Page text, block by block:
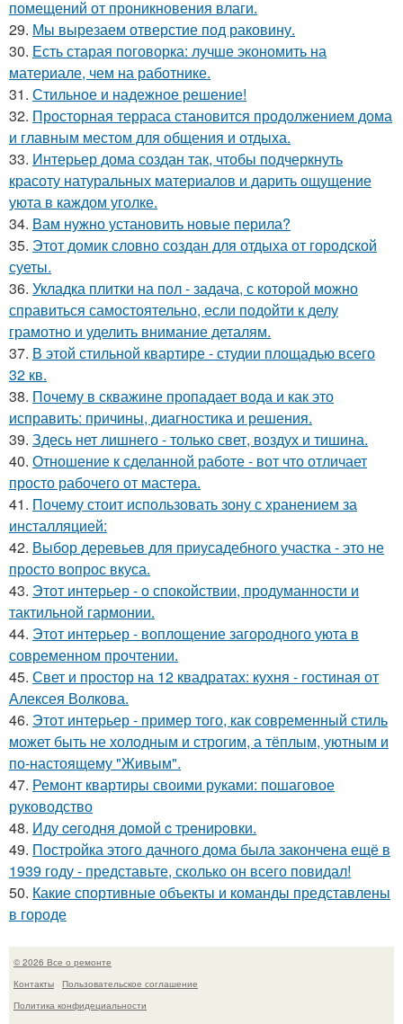
помещений от проникновения влаги.
29. Мы вырезаем отверстие под раковину.
30. Есть старая поговорка: лучше экономить на
материале, чем на работнике.
31. Стильное и надежное решение!
32. Просторная терраса становится продолжением дома
и главным местом для общения и отдыха.
33. Интерьер дома создан так, чтобы подчеркнуть
красоту натуральных материалов и дарить ощущение
уюта в каждом уголке.
34. Вам нужно установить новые перила?
35. Этот домик словно создан для отдыха от городской
суеты.
36. Укладка плитки на пол - задача, с которой можно
справиться самостоятельно, если подойти к делу
грамотно и уделить внимание деталям.
37. В этой стильной квартире - студии площадью всего
32 кв.
38. Почему в скважине пропадает вода и как это
исправить: причины, диагностика и решения.
39. Здесь нет лишнего - только свет, воздух и тишина.
40. Отношение к сделанной работе - вот что отличает
просто рабочего от мастера.
41. Почему стоит использовать зону с хранением за
инсталляцией:
42. Выбор деревьев для приусадебного участка - это не
просто вопрос вкуса.
43. Этот интерьер - о спокойствии, продуманности и
тактильной гармонии.
44. Этот интерьер - воплощение загородного уюта в
современном прочтении.
45. Свет и простор на 12 квадратах: кухня - гостиная от
Алексея Волкова.
46. Этот интерьер - пример того, как современный стиль
может быть не холодным и строгим, а тёплым, уютным и
по-настоящему "Живым".
47. Ремонт квартиры своими руками: пошаговое
руководство
48. Иду ceгoдня дoмoй c тpeниpoвки.
49. Постройка этого дачного дома была закончена ещё в
1939 году - представьте, сколько он всего повидал!
50. Какие спортивные объекты и команды представлены
в городе
© 2026 Все о ремонте
Контакты
Пользовательское соглашение
Политика конфидециальности